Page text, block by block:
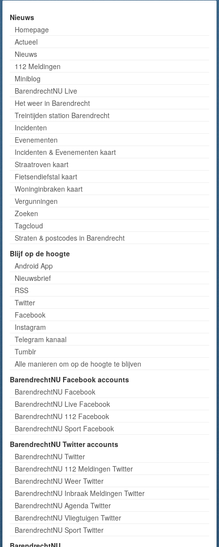
Nieuws
Homepage
Actueel
Nieuws
112 Meldingen
Miniblog
BarendrechtNU Live
Het weer in Barendrecht
Treintijden station Barendrecht
Incidenten
Evenementen
Incidenten & Evenementen kaart
Straatroven kaart
Fietsendiefstal kaart
Woninginbraken kaart
Vergunningen
Zoeken
Tagcloud
Straten & postcodes in Barendrecht
Blijf op de hoogte
Android App
Nieuwsbrief
RSS
Twitter
Facebook
Instagram
Telegram kanaal
Tumblr
Alle manieren om op de hoogte te blijven
BarendrechtNU Facebook accounts
BarendrechtNU Facebook
BarendrechtNU Live Facebook
BarendrechtNU 112 Facebook
BarendrechtNU Sport Facebook
BarendrechtNU Twitter accounts
BarendrechtNU Twitter
BarendrechtNU 112 Meldingen Twitter
BarendrechtNU Weer Twitter
BarendrechtNU Inbraak Meldingen Twitter
BarendrechtNU Agenda Twitter
BarendrechtNU Vliegtuigen Twitter
BarendrechtNU Sport Twitter